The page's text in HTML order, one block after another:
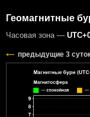
Геомагнитные
Часовая зона —
предыдущие 3